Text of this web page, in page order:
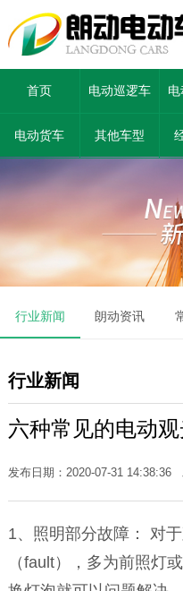
首页 电动巡逻车
电动货车 其他车型
行业新闻 朗动资讯
行业新闻
六种常见的电动
发布日期：2020-07-31
1、照明部分故障： 对
（fault），多为前照灯